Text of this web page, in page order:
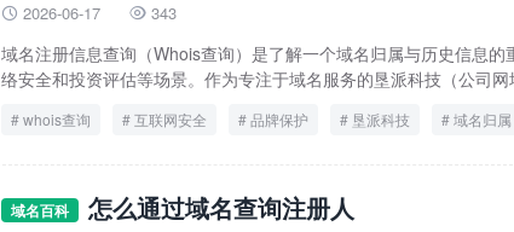
 2026-06-17  343
域名注册信息查询（Whois查询）是了解一个域名归属与历史信息
络安全和投资评估等场景。作为专注于域名服务的垦派科技（公司网
whois查询 互联网安全 品牌保护 垦派科技 域名归属
域名百科 怎么通过域名查询注册人